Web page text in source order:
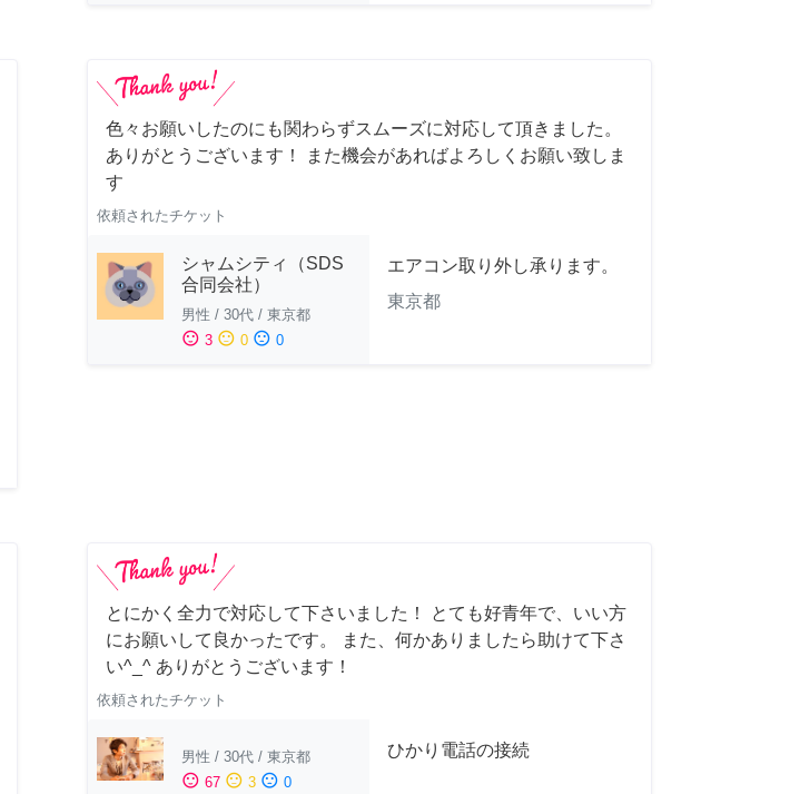
色々お願いしたのにも関わらずスムーズに対応して頂きました。
ありがとうございます！ また機会があればよろしくお願い致しま
す
依頼されたチケット
シャムシティ（SDS
合同会社）
男性 / 30代 / 東京都
sentiment_satisfied 3 sentiment_neutral 0 sentiment_dissatisfied 0
エアコン取り外し承ります。
東京都
とにかく全力で対応して下さいました！ とても好青年で、いい方
にお願いして良かったです。 また、何かありましたら助けて下さ
い^_^ ありがとうございます！
依頼されたチケット
男性 / 30代 / 東京都
sentiment_satisfied 67 sentiment_neutral 3 sentiment_dissatisfied 0
ひかり電話の接続